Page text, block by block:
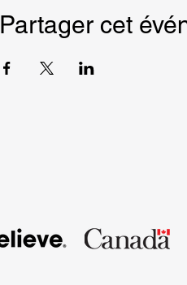
Partager cet